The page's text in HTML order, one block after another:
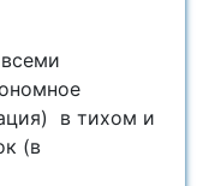
в тихом и
(в